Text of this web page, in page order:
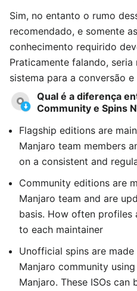
Sim, no entanto o rumo
recomendado, e somente
conhecimento requirido
Praticamente falando,
sistema para a conversão
Qual é a diferença
Community e Spins
Flagship editions are
Manjaro team members
on a consistent and
Community editions are
Manjaro team and are
basis. How often profiles
to each maintainer
Unofficial spins are
Manjaro community
Manjaro. These ISOs can